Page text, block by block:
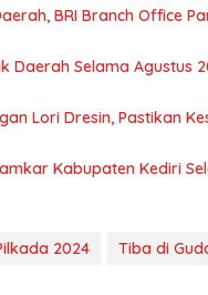
BRI Branch Office
Daerah Selama Agustus
Lori Dresin, Pastikan
Kabupaten Kediri
2024 Tiba di